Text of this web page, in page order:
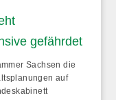
gefährdet
Sachsen die
auf